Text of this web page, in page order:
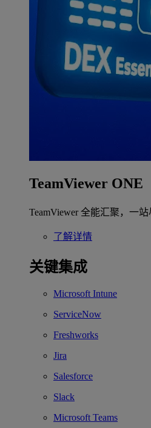
TeamViewer ONE
TeamViewer 全能汇聚，一站
了解详情
关键集成
Microsoft Intune
ServiceNow
Freshworks
Jira
Salesforce
Slack
Microsoft Teams